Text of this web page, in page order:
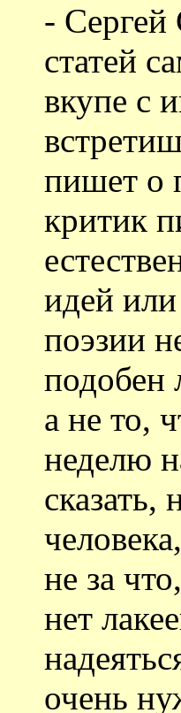
- Сергей
статей
вкупе с
пишет о
критик
идей
поэзии
подобен
а не то,
неделю
сказать,
не за
нет
очень